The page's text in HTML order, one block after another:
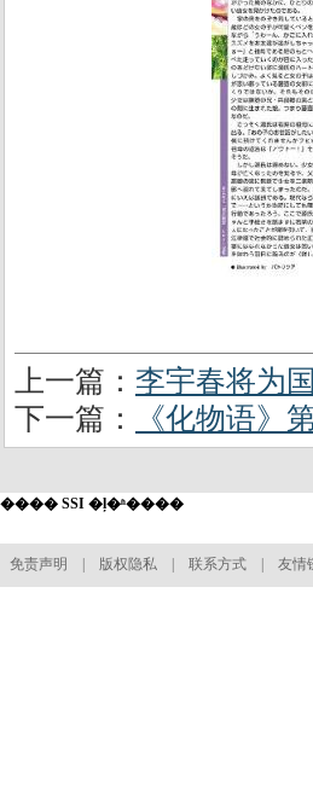
上一篇： 李宇春将为
下一篇：
《化物语》
���� SSI �ļ�ʱ����
免责声明 版权隐私 联系方式 友情